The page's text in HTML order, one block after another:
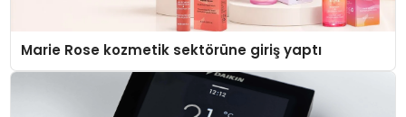
Marie Rose kozmetik sektörüne giriş yaptı